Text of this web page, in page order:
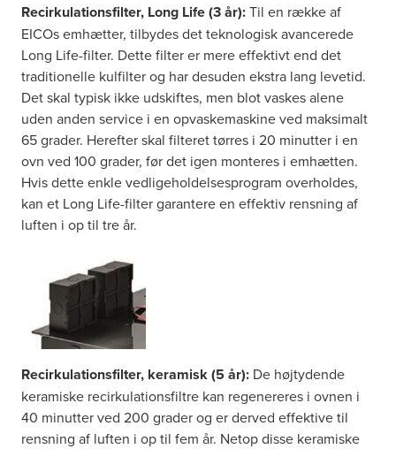
Recirkulationsfilter, Long Life (3 år):Til en række af
EICOs emhætter, tilbydes det teknologisk avancerede
Long Life-filter. Dette filter er mere effektivt end det
traditionelle kulfilter og har desuden ekstra lang levetid.
Det skal typisk ikke udskiftes, men blot vaskes alene
uden anden service i en opvaskemaskine ved maksimalt
65 grader. Herefter skal filteret tørres i 20 minutter i en
ovn ved 100 grader, før det igen monteres i emhætten.
Hvis dette enkle vedligeholdelsesprogram overholdes,
kan et Long Life-filter garantere en effektiv rensning af
luften i op til tre år.
Recirkulationsfilter, keramisk (5 år): De højtydende
keramiske recirkulationsfiltre kan regenereres i ovnen i
40 minutter ved 200 grader og er derved effektive til
rensning af luften i op til fem år. Netop disse keramiske